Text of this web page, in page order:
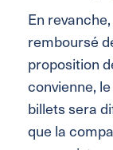
En
remboursé
proposition
convienne,
billets sera
que la